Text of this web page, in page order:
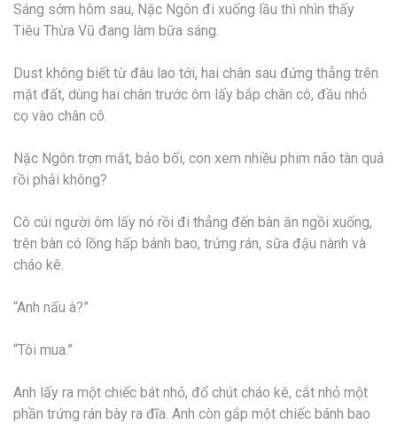
Sáng sớm hôm sau, Nặc Ngôn đi xuống lầu thì nhìn thấy
Tiêu Thừa Vũ đang làm bữa sáng.
Dust không biết từ đâu lao tới, hai chân sau đứng thẳng trên
mặt đất, dùng hai chân trước ôm lấy bắp chân cô, đầu nhỏ
cọ vào chân cô.
Nặc Ngôn trợn mắt, bảo bối, con xem nhiều phim não tàn quá
rồi phải không?
Cô cúi người ôm lấy nó rồi đi thẳng đến bàn ăn ngồi xuống,
trên bàn có lồng hấp bánh bao, trứng rán, sữa đậu nành và
cháo kê.
“Anh nấu à?”
“Tôi mua.”
Anh lấy ra một chiếc bát nhỏ, đổ chút cháo kê, cắt nhỏ một
phần trứng rán bày ra đĩa. Anh còn gắp một chiếc bánh bao